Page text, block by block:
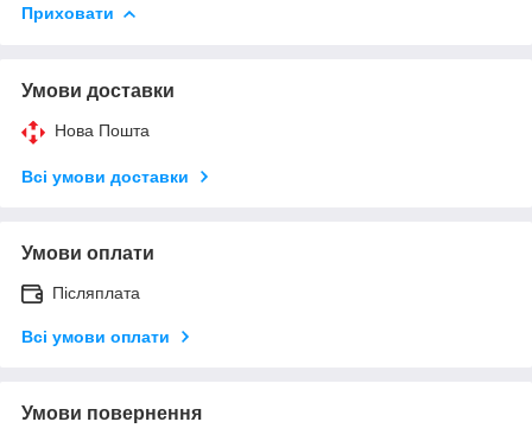
Приховати
Умови доставки
Нова Пошта
Всі умови доставки
Умови оплати
Післяплата
Всі умови оплати
Умови повернення